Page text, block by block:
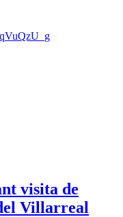
visita de
Villarreal